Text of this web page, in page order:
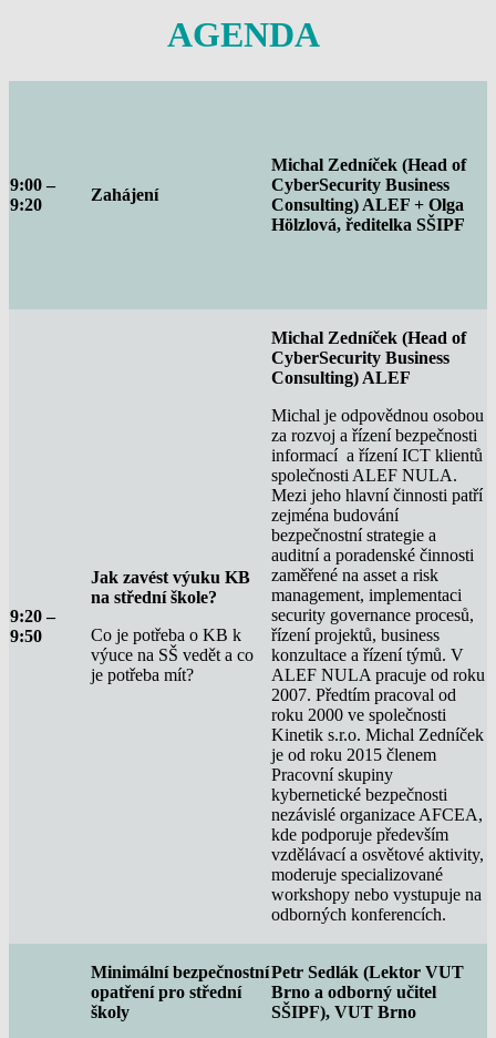
AGENDA
9:00 –
9:20
Zahájení
Michal Zedníček (Head of
CyberSecurity Business
Consulting) ALEF + Olga
Hölzlová, ředitelka SŠIPF
9:20 –
9:50
Jak zavést výuku KB
na střední škole?
Co je potřeba o KB k
výuce na SŠ vedět a co
je potřeba mít?
Michal Zedníček (Head of
CyberSecurity Business
Consulting) ALEF
Michal je odpovědnou osobou
za rozvoj a řízení bezpečnosti
informací a řízení ICT klientů
společnosti ALEF NULA.
Mezi jeho hlavní činnosti patří
zejména budování
bezpečnostní strategie a
auditní a poradenské činnosti
zaměřené na asset a risk
management, implementaci
security governance procesů,
řízení projektů, business
konzultace a řízení týmů. V
ALEF NULA pracuje od roku
2007. Předtím pracoval od
roku 2000 ve společnosti
Kinetik s.r.o. Michal Zedníček
je od roku 2015 členem
Pracovní skupiny
kybernetické bezpečnosti
nezávislé organizace AFCEA,
kde podporuje především
vzdělávací a osvětové aktivity,
moderuje specializované
workshopy nebo vystupuje na
odborných konferencích.
Minimální bezpečnostní
opatření pro střední
školy
Petr Sedlák (Lektor VUT
Brno a odborný učitel
SŠIPF), VUT Brno